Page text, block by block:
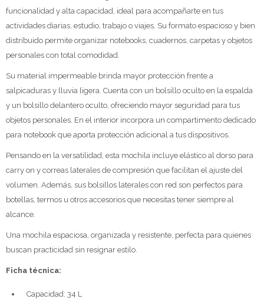
funcionalidad y alta capacidad, ideal para acompañarte en tus
actividades diarias, estudio, trabajo o viajes. Su formato espacioso y bien
distribuido permite organizar notebooks, cuadernos, carpetas y objetos
personales con total comodidad.
Su material impermeable brinda mayor protección frente a
salpicaduras y lluvia ligera. Cuenta con un bolsillo oculto en la espalda
y un bolsillo delantero oculto, ofreciendo mayor seguridad para tus
objetos personales. En el interior incorpora un compartimento dedicado
para notebook que aporta protección adicional a tus dispositivos.
Pensando en la versatilidad, esta mochila incluye elástico al dorso para
carry on y correas laterales de compresión que facilitan el ajuste del
volumen. Además, sus bolsillos laterales con red son perfectos para
botellas, termos u otros accesorios que necesitas tener siempre al
alcance.
Una mochila espaciosa, organizada y resistente, perfecta para quienes
buscan practicidad sin resignar estilo.
Ficha técnica:
Capacidad: 34 L